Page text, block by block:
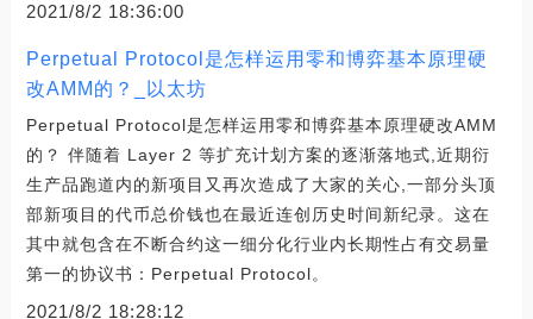
2021/8/2 18:36:00
Perpetual Protocol是怎样运用零和博弈基本原理硬
改AMM的？_以太坊
Perpetual Protocol是怎样运用零和博弈基本原理硬改AMM
的？ 伴随着 Layer 2 等扩充计划方案的逐渐落地式,近期衍
生产品跑道内的新项目又再次造成了大家的关心,一部分头顶
部新项目的代币总价钱也在最近连创历史时间新纪录。这在
其中就包含在不断合约这一细分化行业内长期性占有交易量
第一的协议书：Perpetual Protocol。
2021/8/2 18:28:12